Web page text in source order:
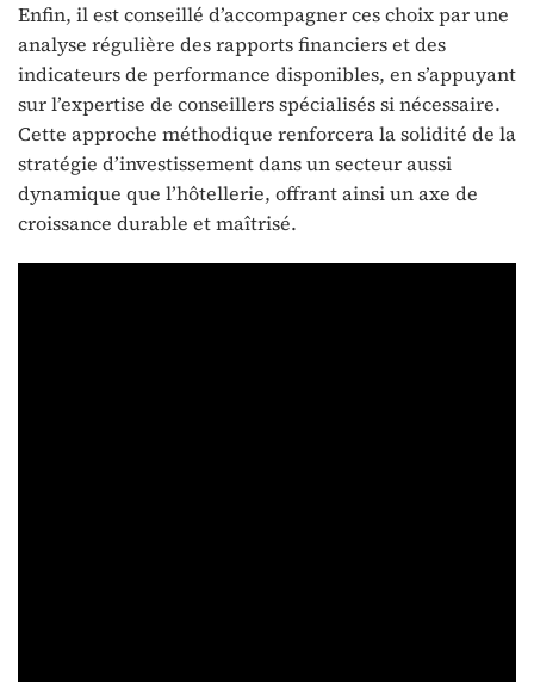
Enfin, il est conseillé d’accompagner ces choix par une
analyse régulière des rapports financiers et des
indicateurs de performance disponibles, en s’appuyant
sur l’expertise de conseillers spécialisés si nécessaire.
Cette approche méthodique renforcera la solidité de la
stratégie d’investissement dans un secteur aussi
dynamique que l’hôtellerie, offrant ainsi un axe de
croissance durable et maîtrisé.